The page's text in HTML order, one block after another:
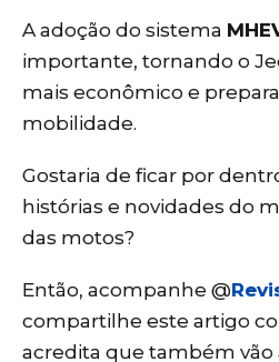
A adoção do sistema
importante, tornando o
mais econômico e
mobilidade.
Gostaria de ficar por
histórias e novidades do
das motos?
Então, acompanhe @
compartilhe este artigo
acredita que também vão